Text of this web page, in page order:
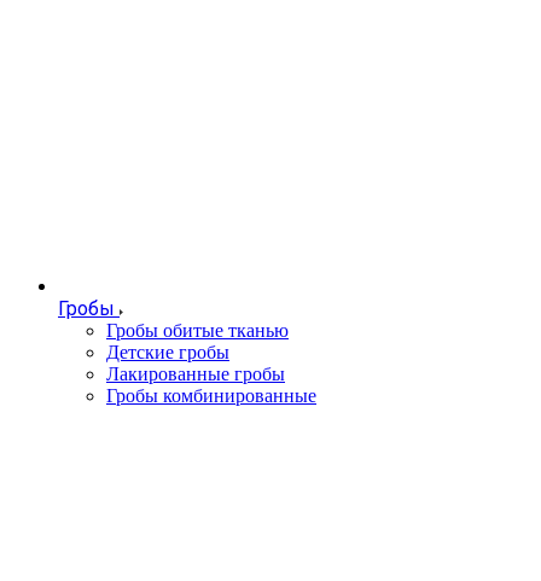
Гробы
Гробы обитые тканью
Детские гробы
Лакированные гробы
Гробы комбинированные